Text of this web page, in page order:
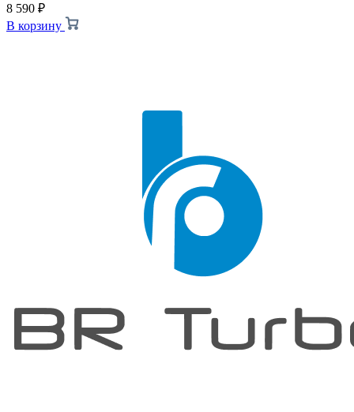
8 590 ₽
В корзину